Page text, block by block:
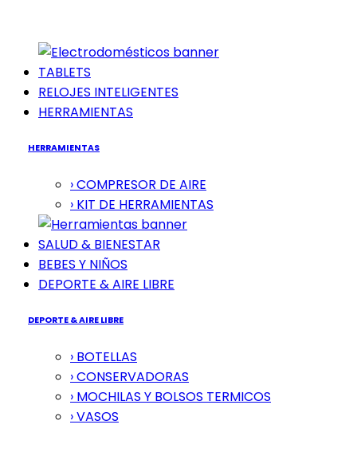
TABLETS
RELOJES INTELIGENTES
HERRAMIENTAS
HERRAMIENTAS
› COMPRESOR DE AIRE
› KIT DE HERRAMIENTAS
SALUD & BIENESTAR
BEBES Y NIÑOS
DEPORTE & AIRE LIBRE
DEPORTE & AIRE LIBRE
› BOTELLAS
› CONSERVADORAS
› MOCHILAS Y BOLSOS TERMICOS
› VASOS